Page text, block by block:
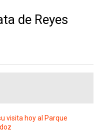
de Reyes
visita hoy al Parque